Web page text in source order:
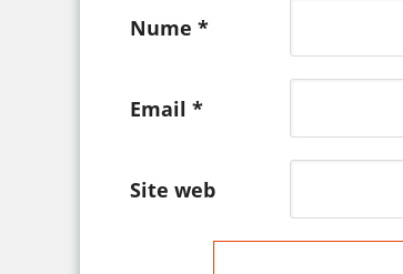
Nume *
Email *
Site web